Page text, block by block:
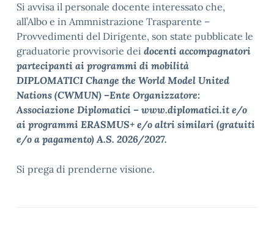
Si avvisa il personale docente interessato che,
all’Albo e in Ammnistrazione Trasparente –
Provvedimenti del Dirigente, son state pubblicate le
graduatorie provvisorie dei docenti accompagnatori
partecipanti ai programmi di mobilità
DIPLOMATICI Change the World Model United
Nations (CWMUN) –Ente Organizzatore:
Associazione Diplomatici – www.diplomatici.it e/o
ai programmi ERASMUS+ e/o altri similari (gratuiti
e/o a pagamento) A.S. 2026/2027.
Si prega di prenderne visione.